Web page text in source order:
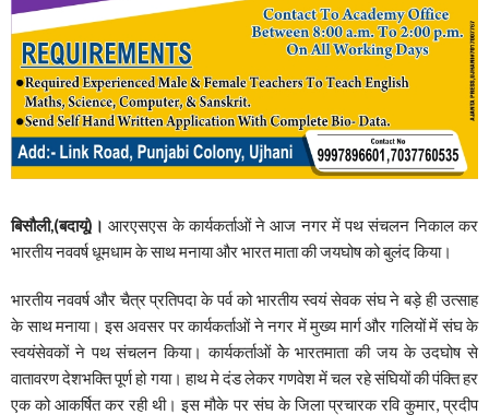
बिसौली,(बदायूं)। आरएसएस के कार्यकर्ताओं ने आज नगर में पथ संचलन निकाल कर
भारतीय नववर्ष धूमधाम के साथ मनाया और भारत माता की जयघोष को बुलंद किया।
भारतीय नववर्ष और चैत्र प्रतिपदा के पर्व को भारतीय स्वयं सेवक संघ ने बड़े ही उत्साह
के साथ मनाया। इस अवसर पर कार्यकर्ताओं ने नगर में मुख्य मार्ग और गलियों में संघ के
स्वयंसेवकों ने पथ संचलन किया। कार्यकर्ताओं केे भारतमाता की जय के उदघोष से
वातावरण देशभक्ति पूर्ण हो गया। हाथ मे दंड लेकर गणवेश में चल रहे संघियों की पंक्ति हर
एक को आकर्षित कर रही थी। इस मौके पर संघ के जिला प्रचारक रवि कुमार, प्रदीप